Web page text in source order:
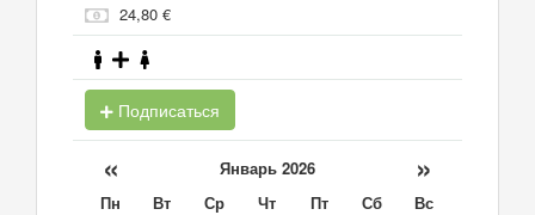
24,80 €
Подписаться
« Январь 2026 »
Пн Вт Ср Чт Пт Сб
Вс